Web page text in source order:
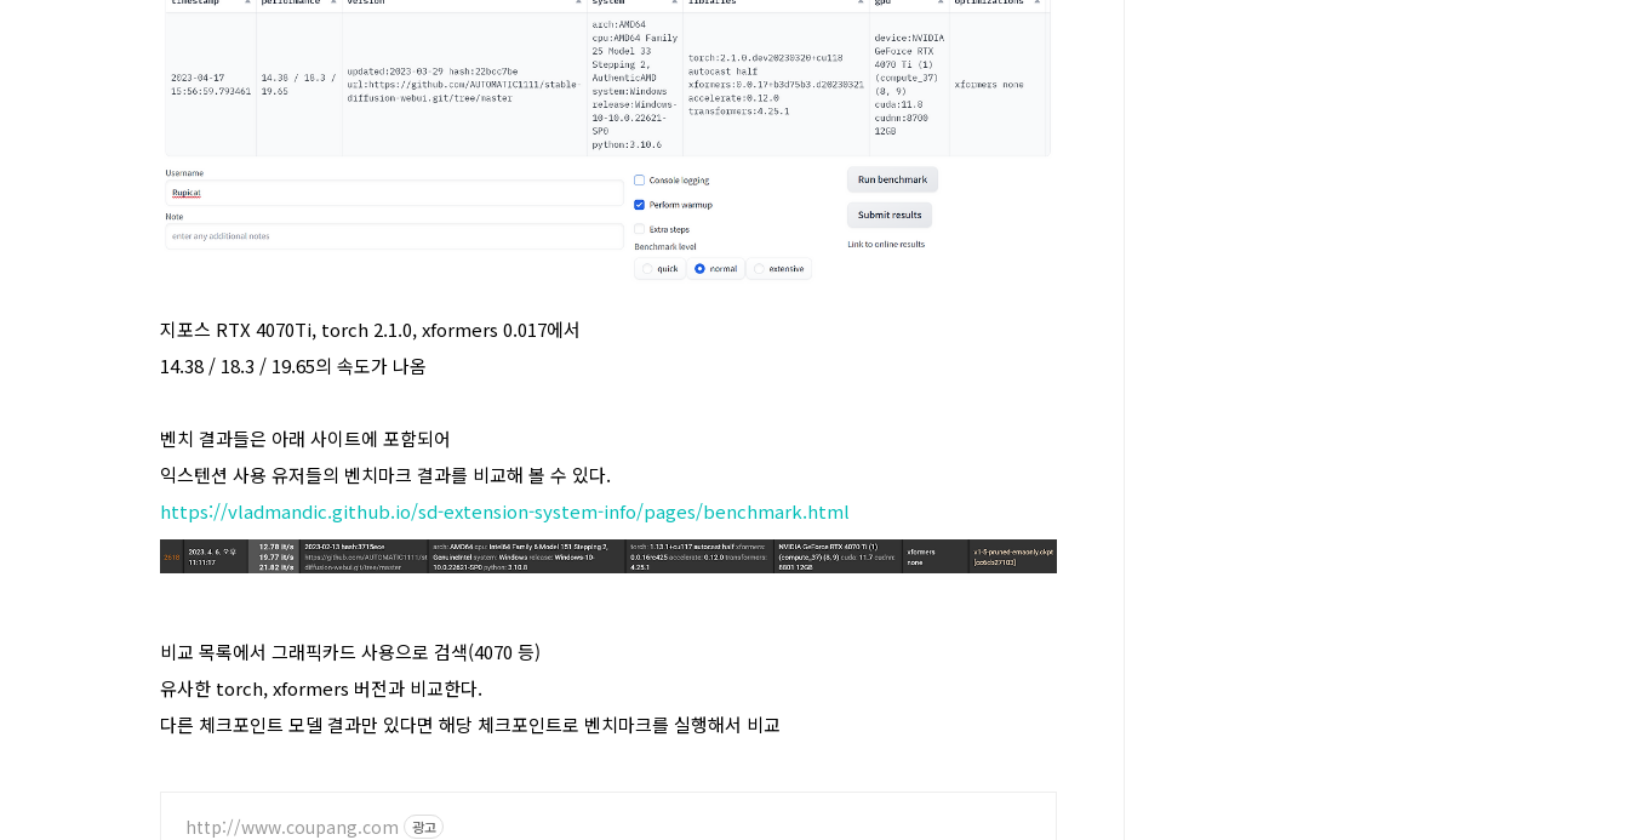
지포스 RTX 4070Ti, torch 2.1.0, xformers 0.017에서
14.38 / 18.3 / 19.65의 속도가 나옴
벤치 결과들은 아래 사이트에 포함되어
익스텐션 사용 유저들의 벤치마크 결과를 비교해 볼 수 있다.
https://vladmandic.github.io/sd-extension-system-info/pages/benchmark.html
비교 목록에서 그래픽카드 사용으로 검색(4070 등)
유사한 torch, xformers 버전과 비교한다.
다른 체크포인트 모델 결과만 있다면 해당 체크포인트로 벤치마크를 실행해서 비교
http://www.coupang.com 광고